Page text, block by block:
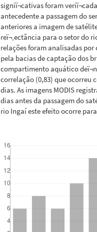
signiï¬cativas foram
antecedente a passagem do
anteriores a imagem de
reï¬‚ectância para o setor do
relações foram analisadas
pela bacias de captação dos
compartimento aquático
correlação (0,83) que ocorreu
dias. As imagens MODIS
dias antes da passagem do
rio Ingaí este efeito ocorre